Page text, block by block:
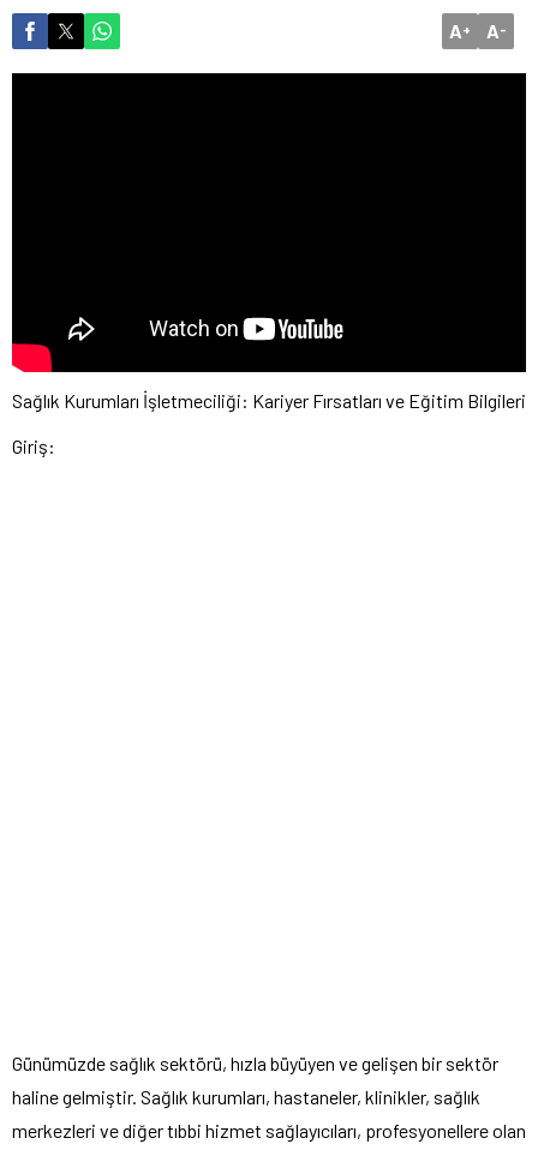
A+ A-
Sağlık Kurumları İşletmeciliği: Kariyer Fırsatları ve Eğitim Bilgileri
Giriş:
Günümüzde sağlık sektörü, hızla büyüyen ve gelişen bir sektör
haline gelmiştir. Sağlık kurumları, hastaneler, klinikler, sağlık
merkezleri ve diğer tıbbi hizmet sağlayıcıları, profesyonellere olan